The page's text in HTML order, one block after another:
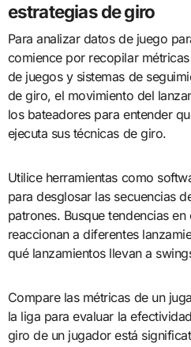
estrategias de giro
Para analizar datos de juego
comience por recopilar
de juegos y sistemas de
de giro, el movimiento del
los bateadores para entender
ejecuta sus técnicas de giro.
Utilice herramientas como
para desglosar las secuencias
patrones. Busque tendencias
reaccionan a diferentes
qué lanzamientos llevan a
Compare las métricas de un
la liga para evaluar la
giro de un jugador está